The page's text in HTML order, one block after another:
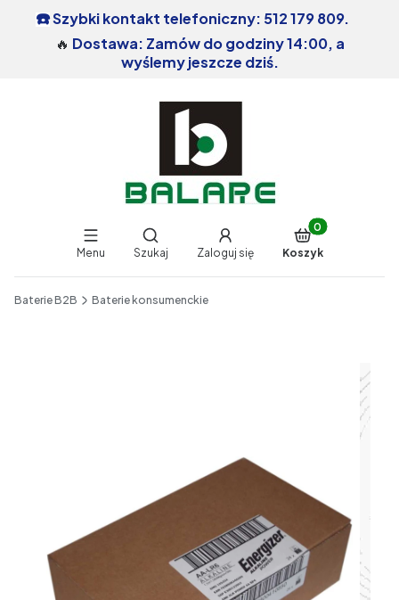
☎️Szybki kontakt telefoniczny: 512 179 809.
🔥 Dostawa: Zamów do godziny 14:00, a
wyślemy jeszcze dziś.
Menu
Otwórz wyszukiwarkę
Szukaj Zaloguj się
Produkty w
Koszyk
Baterie B2B Baterie konsumenckie